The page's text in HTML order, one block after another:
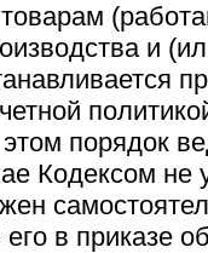
и
порядок
Кодексом не
в приказе